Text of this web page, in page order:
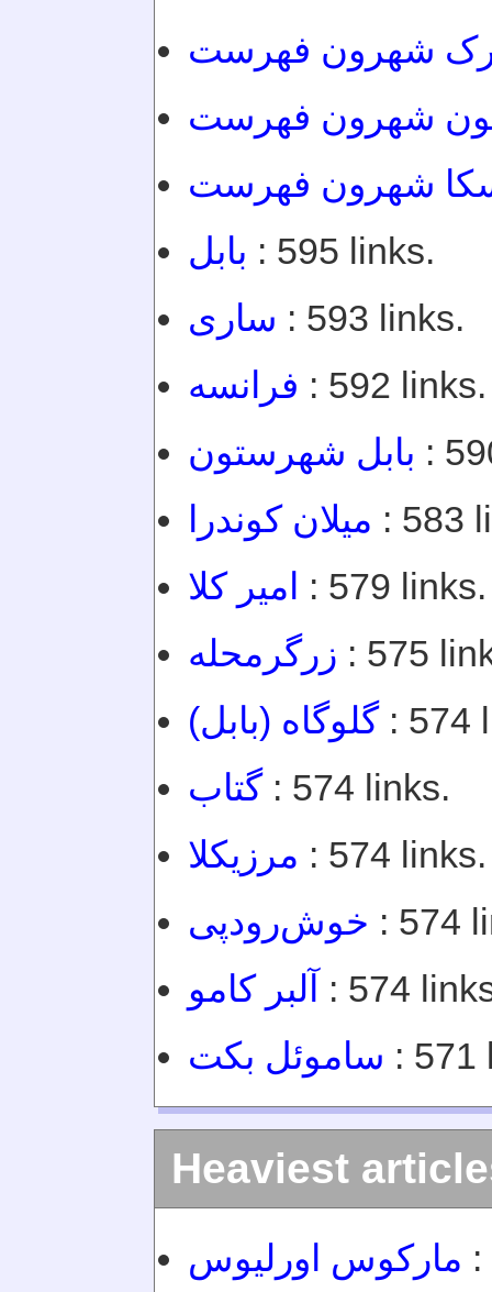
شهرون فهرست
شهرون فهرست
شهرون فهرست
بابل : 595 links.
ساری : 593 links.
فرانسه : 592 links.
بابل شهرستون :
میلان کوندرا : 583
امير كلا : 579 links.
زرگرمحله : 575
گلوگاه (بابل): 574
گتاب: 574 links.
مرزیکلا : 574 links.
خوش‌رودپی : 574
آلبر کامو : 574
ساموئل بکت : 571
Heaviest
مارکوس اورلیوس